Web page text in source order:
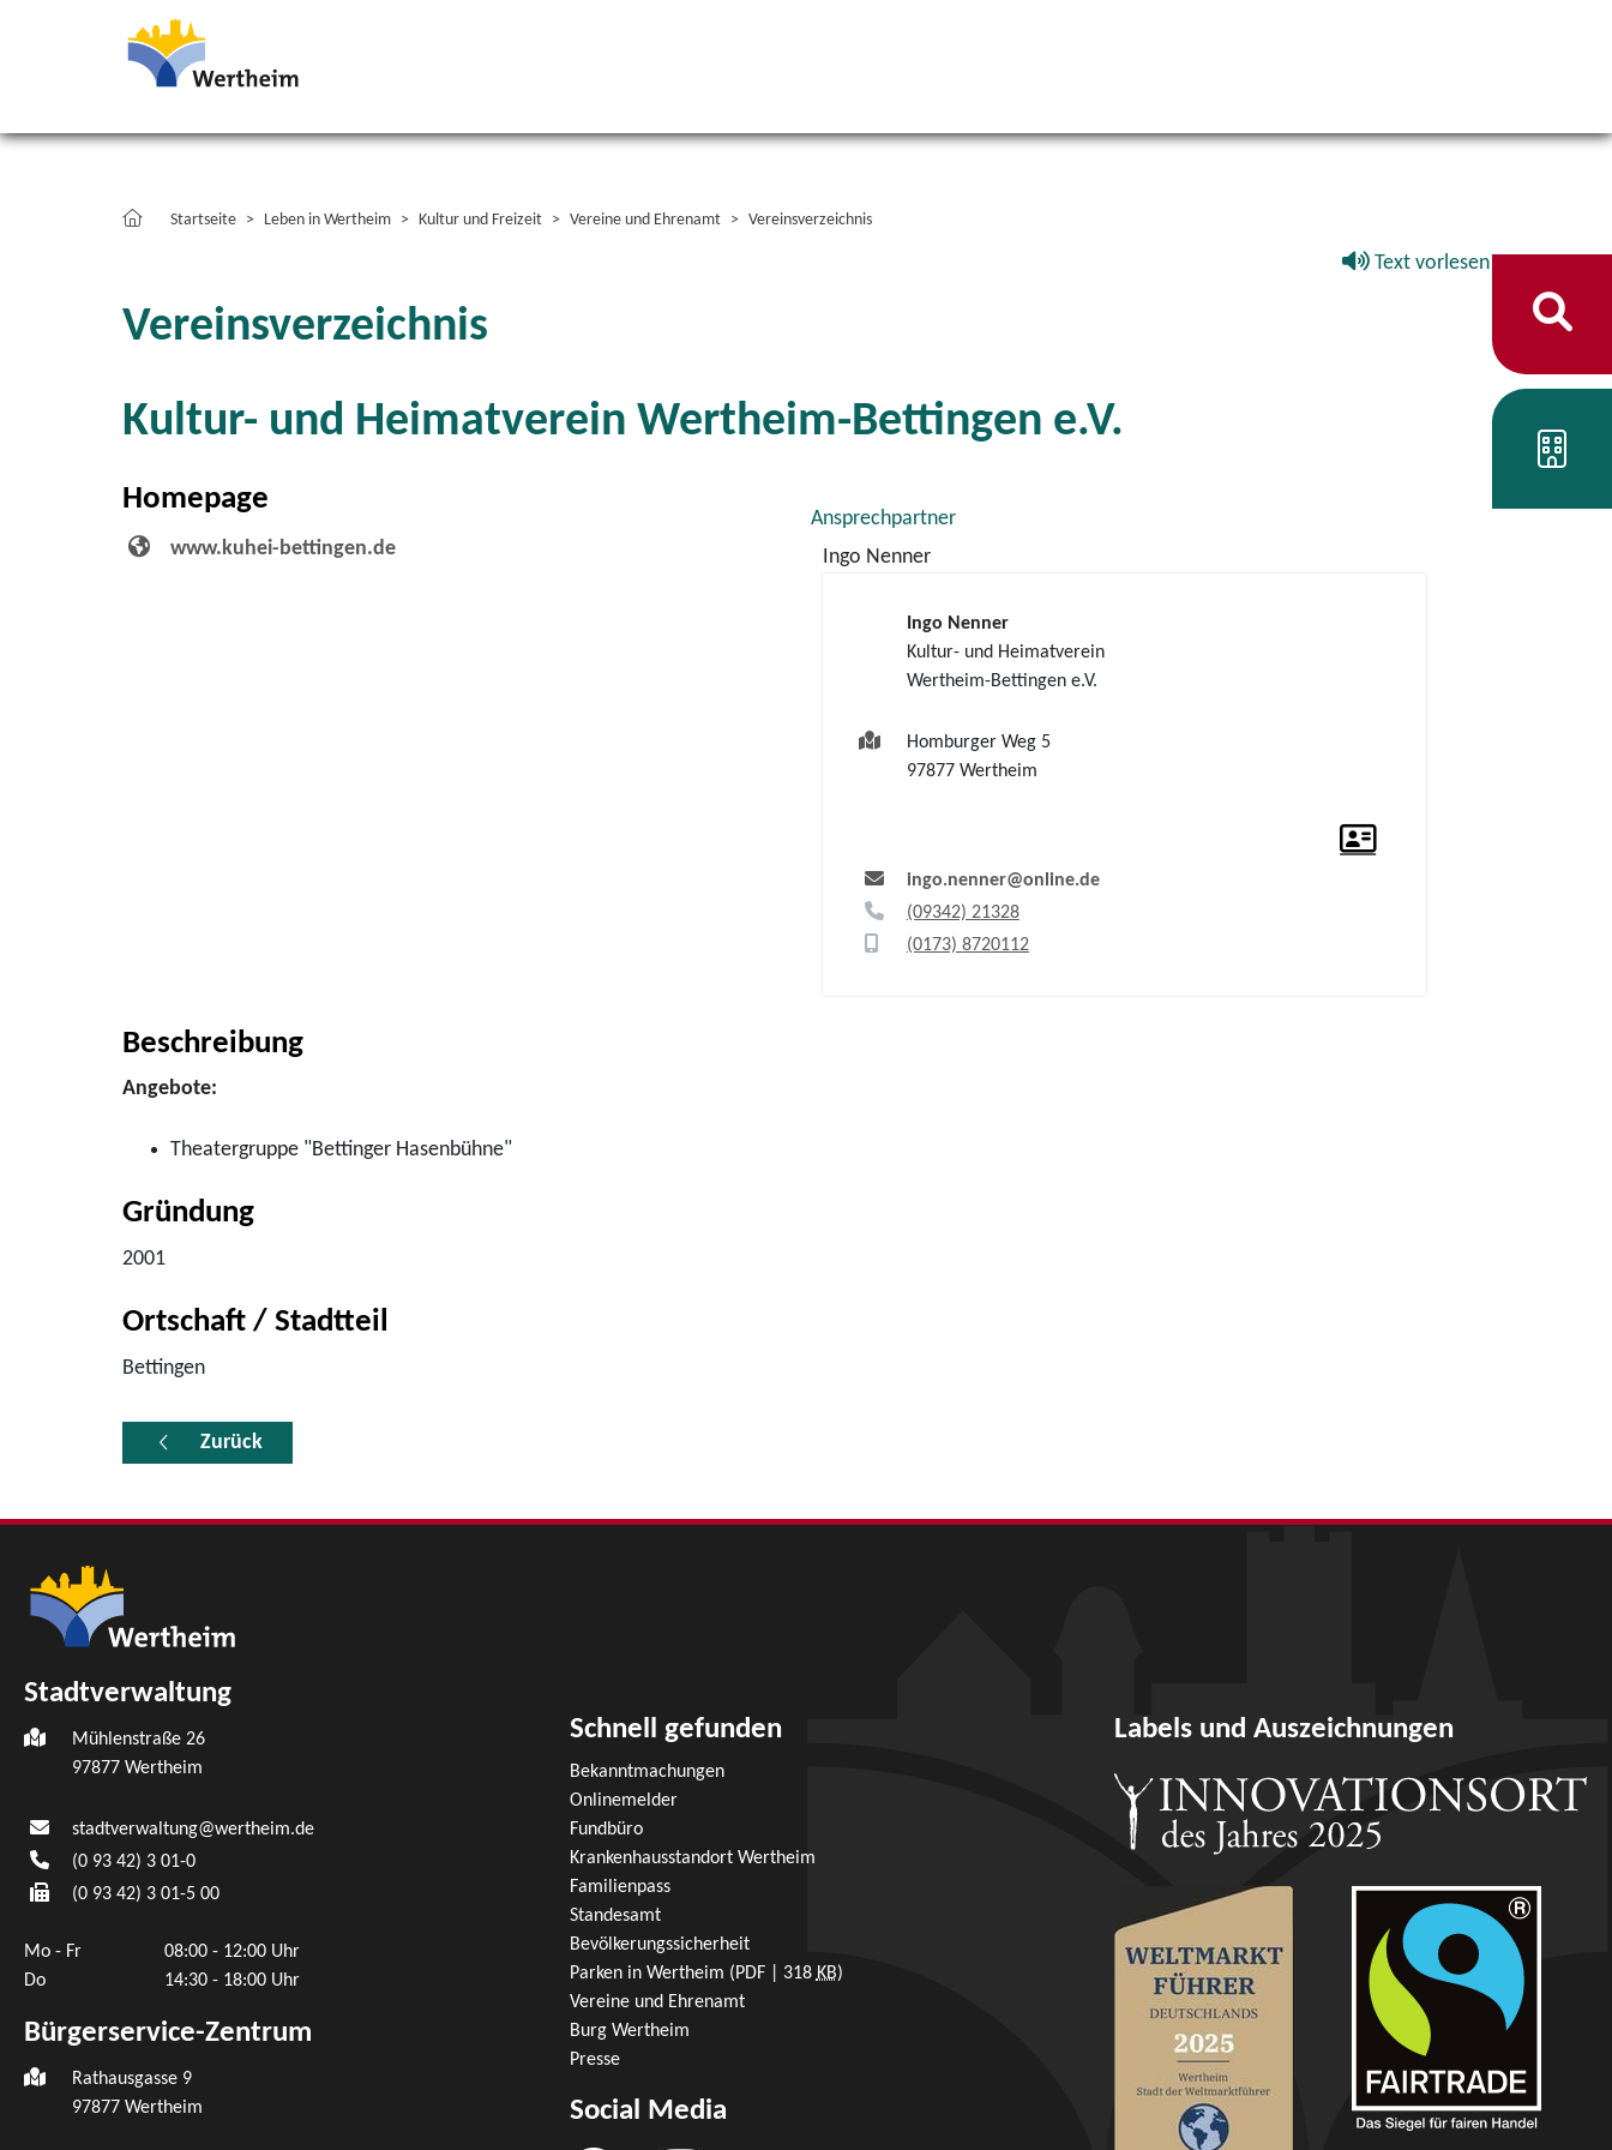
Startseite Leben in Wertheim Kultur und Freizeit Vereine und Ehrenamt Vereinsverzeichnis
Text vorlesen
Vereinsverzeichnis
Kultur- und Heimatverein Wertheim-Bettingen e.V.
Homepage
www.kuhei-bettingen.de
Ansprechpartner
Ingo Nenner
Ingo Nenner
Kultur- und Heimatverein
Wertheim-Bettingen e.V.
Homburger Weg 5
97877 Wertheim
ingo.nenner@online.de
(09342) 21328
(0173) 8720112
Beschreibung
Angebote:
Theatergruppe "Bettinger Hasenbühne"
Gründung
2001
Ortschaft / Stadtteil
Bettingen
Zurück
Stadtverwaltung
Mühlenstraße 26
97877 Wertheim
stadtverwaltung@wertheim.de
(0 93 42) 3 01-0
(0 93 42) 3 01-5 00
Mo - Fr
08:00 - 12:00 Uhr
Do
14:30 - 18:00 Uhr
Bürgerservice-Zentrum
Rathausgasse 9
97877 Wertheim
Schnell gefunden
Bekanntmachungen
Onlinemelder
Fundbüro
Krankenhausstandort Wertheim
Familienpass
Standesamt
Bevölkerungssicherheit
Parken in Wertheim (PDF | 318 KB)
Vereine und Ehrenamt
Burg Wertheim
Presse
Social Media
Labels und Auszeichnungen